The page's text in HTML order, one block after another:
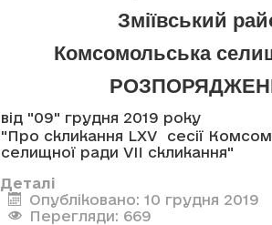
Зміївський
Комсомольська
від "09" грудня 2019 року
"Про скликання LXV сесії
селищної ради VII скликання"
Деталі
Опубліковано: 10 грудня 2019
Перегляди: 669